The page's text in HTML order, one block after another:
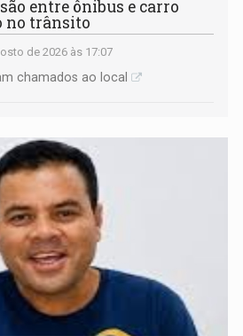
entre ônibus e carro
no trânsito
de 2026 às 17:07
chamados ao local